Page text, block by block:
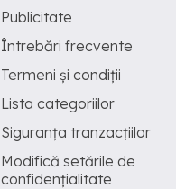
Publicitate
Întrebări frecvente
Termeni și condiții
Lista categoriilor
Siguranța tranzacțiilor
Modifică setările de
confidențialitate